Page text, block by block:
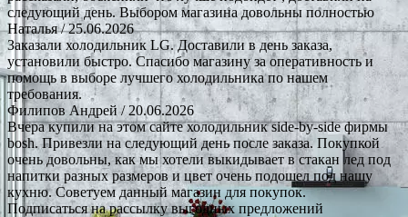
следующий день. Выбором магазина довольны полностью
Наталья/ 25.06.2026
Заказали холодильник LG. Доставили в день заказа,
установили быстро. Спасибо магазину за оперативность и
помощь в выборе лучшего холодильника по нашем
требования.
Филипов Андрей/ 20.06.2026
Вчера купили на этом сайте холодильник side-by-side фирмы
bosh. Привезли на следующий день после заказа. Покупкой
очень довольны, как мы хотели выкидывает в стакан лед под
напитки разных размеров и цвет очень подошел под нашу
кухню. Советуем данный магазин для покупок.
Подписаться на рассылку выгодных предложений